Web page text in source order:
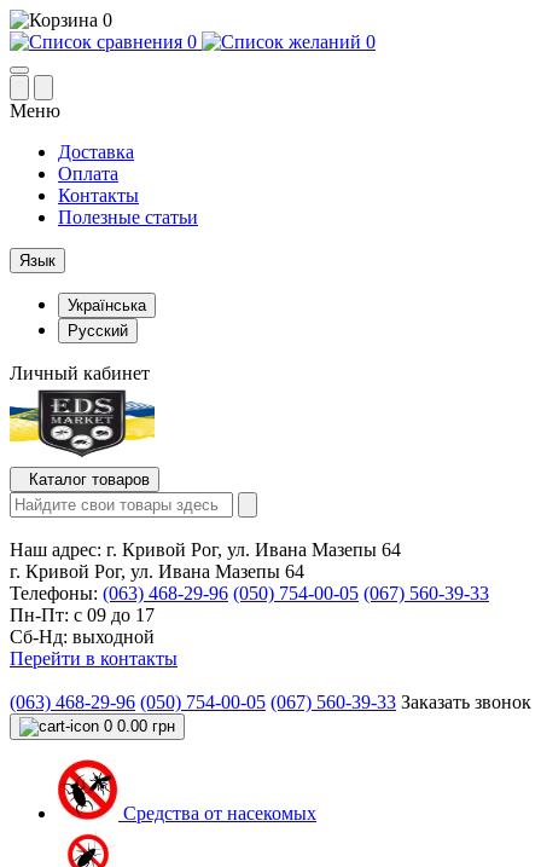
0
0
0
Меню
Доставка
Оплата
Контакты
Полезные статьи
Язык
Українська
Русский
Личный кабинет
Каталог товаров
Наш адрес: г. Кривой Рог, ул. Ивана Мазепы 64
г. Кривой Рог, ул. Ивана Мазепы 64
Телефоны: (063) 468-29-96 (050) 754-00-05 (067) 560-39-33
Пн-Пт: с 09 до 17
Сб-Нд: выходной
Перейти в контакты
(063) 468-29-96 (050) 754-00-05 (067) 560-39-33 Заказать звонок
0 0.00 грн
Средства от насекомых